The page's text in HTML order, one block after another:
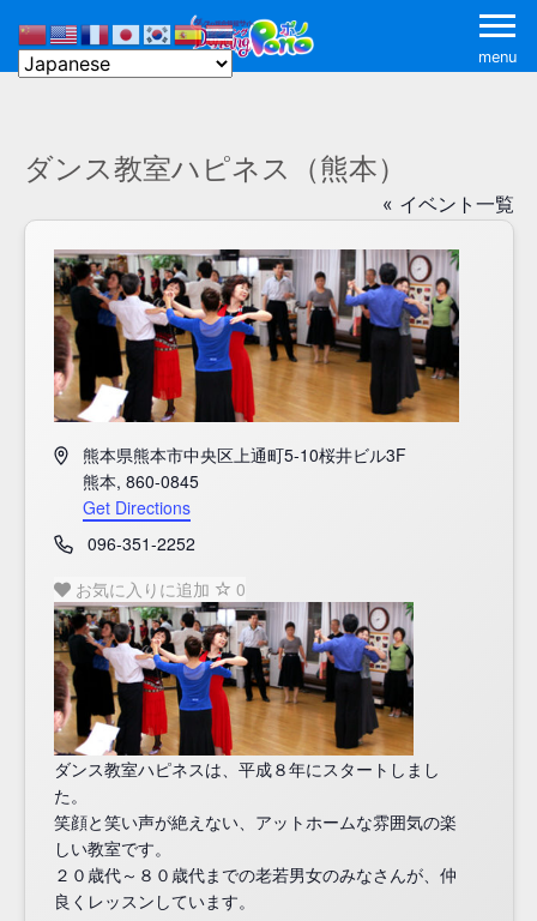
menu
ダンス教室ハピネス（熊本）
« イベント一覧
Address熊本県熊本市中央区上通町5-10桜井ビル3F
熊本, 860-0845
Get Directions
Phone096-351-2252
お気に入りに追加
0
ダンス教室ハピネスは、平成８年にスタートしまし
た。
笑顔と笑い声が絶えない、アットホームな雰囲気の楽
しい教室です。
２０歳代～８０歳代までの老若男女のみなさんが、仲
良くレッスンしています。